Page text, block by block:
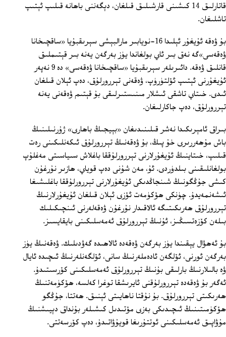
قاتارلىق 14 كىشىنى قارشىلىق قىلغان، دېگەننى باھانە قىلىپ ئېتىپ
تاشلىغان.
بۇ ۋەقە ئۇيغۇر ئېلىدا 16-نويابىر مارالبېشى سېرىقبۇيا «ساقچىخانا
ۋەقەسى»گە نەق بىر ئاي بولغاندا يۈز بەرگەن يەنە بىر قېتىملىق
قانلىق ۋەقە. دائىرىلەر سېرىقبۇيا «ساقچىخانا ۋەقەسى» دە 9 نەپەر
ئۇيغۇرنى ئېتىپ ئۆلتۈرۈپ، ۋەقەنى تېررورلۇق، دەپ ئېلان قىلغان
ئىدى. خىتاي تاشقى ئىشلار مىنىستىرلىقى بۇ قېتىم ۋەقەنى يەنە
تېررورلۇق، دەپ جاكارلىغان.
بىراق ئامېرىكىدا نەشر قىلىنىدىغان «بېيجىڭ باھارى» ژۇرنىلىنىڭ
باش مۇھەررىرى خۇ پىڭ، بۇ ۋەقەنىڭ تېررورلۇق ئىكەنلىكىنى رەت
قىلىپ، خىتاينىڭ ئۇيغۇرلارنى تېررورلۇققا باغلاش سىياسىتى مەغلۇپ
بولغانلىقىنى بىلدۈردى. ئۇ، مەن شۇنى دەپ قوياي، ھازىر نۇرغۇن
كىشى جۇڭگونىڭ شىنجاڭدىكى ئۇيغۇرلارنى تېررورلۇققا باغلىشىغا
ئىشەنمەيدۇ. چۈنكى ھۆكۈمەت ئۆزى ئېلان قىلغان ئۇيغۇرلارنىڭ
تېررورلۇق ھەرىكىتىگە ئالاقىدار نۇرغۇن ۋەقەلەرنى ئىنچىكىلىك
بىلەن كۆزەتسىڭىز، ئۇنىڭ تېررورلۇق ئەمەسلىكىنى بايقايسىز.
بۇ ئەھۋال يېقىندا يۈز بەرگەن ۋەقەدە ئالاھىدە گەۋدىلىك. ۋەقەنىڭ يۈز
بەرگەن ئورنى، ئۆلگەن ئادەملەرنىڭ سانى، ئۆلگەنلەرنىڭ ئىچىدە ئايال
ۋە بالىلارنىڭ بارلىقى بۇنىڭ تېررورلۇق ئەمەسلىكىنى كۆرسىتىدۇ.
ئەگەر بۇ ۋەقەدە تېررورلۇقنى ئايرىشقا توغرا كەلسە، ھۆكۈمەتنىڭ
ھەرىكىتى تېررورلۇق. بۇ نۇقتا ناھايىتى ئېنىق. ھەتتا، جۇڭگو
ھۆكۈمىتىنىڭ ئىچىدىكى بەزى مۆتىدىل كىشىلەر بۇنداق دېيىشنىڭ
مۇۋاپىق ئەمەسلىكىنى ئوتتۇرىغا قويۇۋاتىدۇ، دەپ كۆرسەتتى.